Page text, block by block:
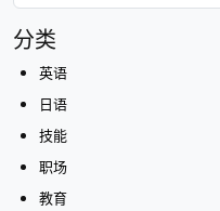
分类
英语
日语
技能
职场
教育